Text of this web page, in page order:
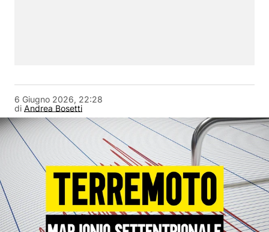
di Andrea Bosetti
6 Giugno 2026, 22:28